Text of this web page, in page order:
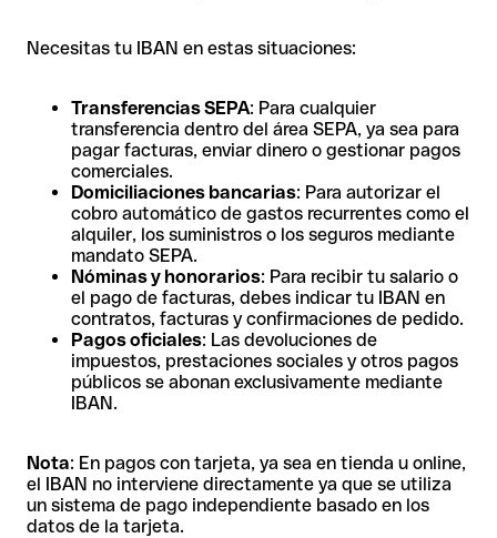
Necesitas tu IBAN en estas situaciones:
Transferencias SEPA: Para cualquier
transferencia dentro del área SEPA, ya sea para
pagar facturas, enviar dinero o gestionar pagos
comerciales.
Domiciliaciones bancarias: Para autorizar el
cobro automático de gastos recurrentes como el
alquiler, los suministros o los seguros mediante
mandato SEPA.
Nóminas y honorarios: Para recibir tu salario o
el pago de facturas, debes indicar tu IBAN en
contratos, facturas y confirmaciones de pedido.
Pagos oficiales: Las devoluciones de
impuestos, prestaciones sociales y otros pagos
públicos se abonan exclusivamente mediante
IBAN.
Nota: En pagos con tarjeta, ya sea en tienda u online,
el IBAN no interviene directamente ya que se utiliza
un sistema de pago independiente basado en los
datos de la tarjeta.